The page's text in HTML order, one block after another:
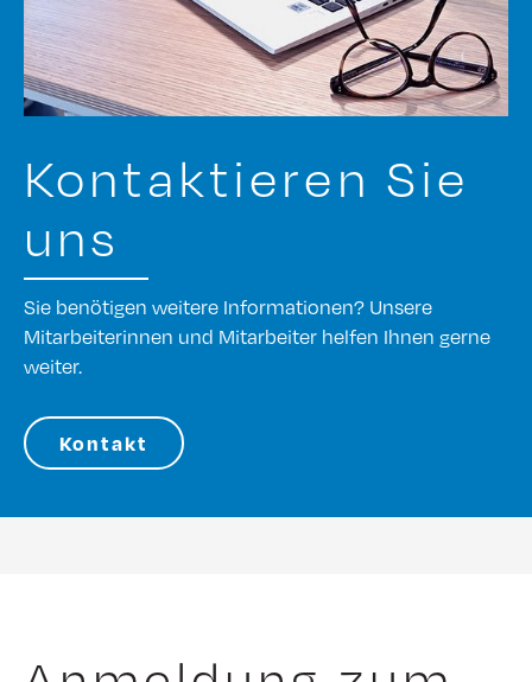
Kontaktieren Sie
uns
Sie benötigen weitere Informationen? Unsere
Mitarbeiterinnen und Mitarbeiter helfen Ihnen gerne
weiter.
Kontakt